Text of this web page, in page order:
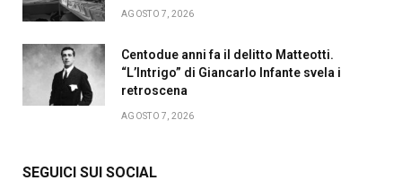
AGOSTO 7, 2026
Centodue anni fa il delitto Matteotti.
“L’Intrigo” di Giancarlo Infante svela i
retroscena
AGOSTO 7, 2026
SEGUICI SUI SOCIAL